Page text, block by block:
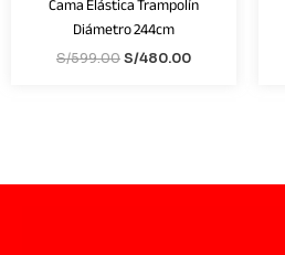
Diámetro 244cm
S/599.00S/480.00